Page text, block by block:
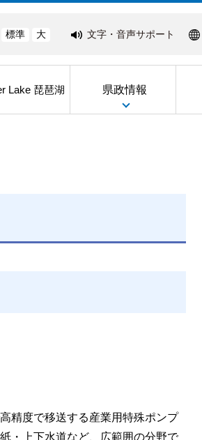
標準 大 文字・音声サポート
Lake 琵琶湖 県政情報
精度で移送する産業用特殊ポンプ
・上下水道など、広範囲の分野で